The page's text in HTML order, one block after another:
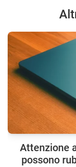
Attenzione
possono